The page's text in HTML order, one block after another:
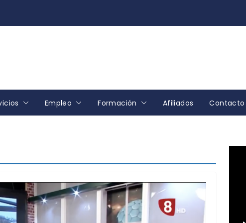
Empleo Formación Afiliados Contacto